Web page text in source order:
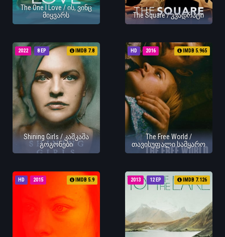
The One I Love / ის, ვინც
მიყვარს
The Square / კვადრატი
8 EP
2022 IMDB 7.8
Shining Girls / კაშკაშა
გოგონები
HD 2016 IMDB 5.965
The Free World /
თავისუფალი სამყარო
HD 2015 IMDB 5.9 12 EP
2013 IMDB 7.126